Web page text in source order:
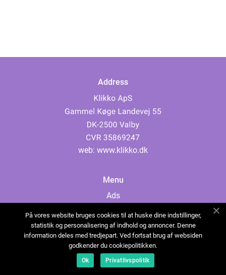
Address
web: www.klikko.dk
Menu
Ads
Cookies
Contact
Sitemap
På vores website bruges cookies til at huske dine indstillinger,
statistik og personalisering af indhold og annoncer. Denne
information deles med tredjepart. Ved fortsat brug af websiden
godkender du cookiepolitikken.
Ok Privatlivspolitik